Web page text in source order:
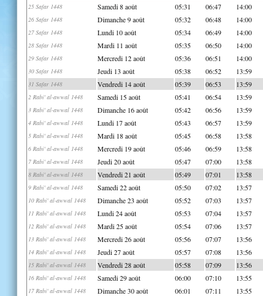
25 Safar 1448 Samedi 8 août 05:31 06:47 14:00
26 Safar 1448 Dimanche 9 août 05:32 06:48 14:00
27 Safar 1448 Lundi 10 août 05:34 06:49 14:00
28 Safar 1448 Mardi 11 août 05:35 06:50 14:00
29 Safar 1448 Mercredi 12 août 05:36 06:51 14:00
30 Safar 1448 Jeudi 13 août 05:38 06:52 13:59
31 Safar 1448 Vendredi 14 août 05:39 06:53 13:59
2 Rabi' al-awwal 1448 Samedi 15 août 05:41 06:54 13:59
3 Rabi' al-awwal 1448 Dimanche 16 août 05:42 06:56 13:59
4 Rabi' al-awwal 1448 Lundi 17 août 05:43 06:57 13:59
5 Rabi' al-awwal 1448 Mardi 18 août 05:45 06:58 13:58
6 Rabi' al-awwal 1448 Mercredi 19 août 05:46 06:59 13:58
7 Rabi' al-awwal 1448 Jeudi 20 août 05:47 07:00 13:58
8 Rabi' al-awwal 1448 Vendredi 21 août 05:49 07:01 13:58
9 Rabi' al-awwal 1448 Samedi 22 août 05:50 07:02 13:57
10 Rabi' al-awwal 1448 Dimanche 23 août 05:52 07:03 13:57
11 Rabi' al-awwal 1448 Lundi 24 août 05:53 07:04 13:57
12 Rabi' al-awwal 1448 Mardi 25 août 05:54 07:06 13:57
13 Rabi' al-awwal 1448 Mercredi 26 août 05:56 07:07 13:56
14 Rabi' al-awwal 1448 Jeudi 27 août 05:57 07:08 13:56
15 Rabi' al-awwal 1448 Vendredi 28 août 05:58 07:09 13:56
16 Rabi' al-awwal 1448 Samedi 29 août 06:00 07:10 13:55
17 Rabi' al-awwal 1448 Dimanche 30 août 06:01 07:11 13:55